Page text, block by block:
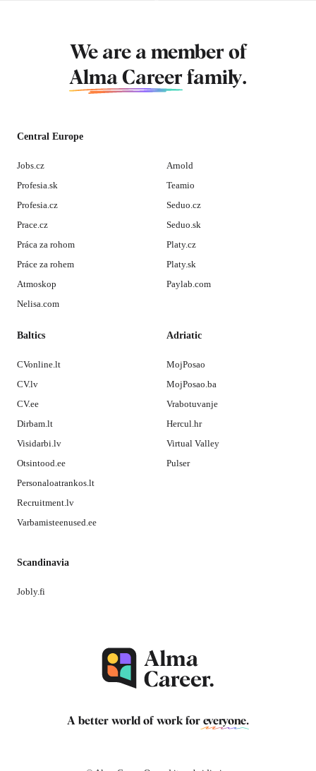
We are a member of
Alma Career family.
Central Europe
Jobs.cz
Profesia.sk
Profesia.cz
Prace.cz
Práca za rohom
Práce za rohem
Atmoskop
Nelisa.com
Arnold
Teamio
Seduo.cz
Seduo.sk
Platy.cz
Platy.sk
Paylab.com
Baltics
CVonline.lt
CV.lv
CV.ee
Dirbam.lt
Visidarbi.lv
Otsintood.ee
Personaloatrankos.lt
Recruitment.lv
Varbamisteenused.ee
Adriatic
MojPosao
MojPosao.ba
Vrabotuvanje
Hercul.hr
Virtual Valley
Pulser
Scandinavia
Jobly.fi
A better world of work for everyone.